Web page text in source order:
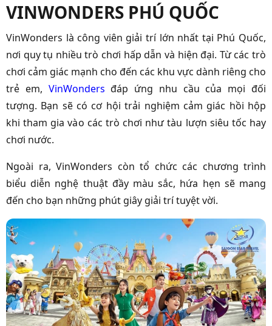
VINWONDERS PHÚ QUỐC
VinWonders là công viên giải trí lớn nhất tại Phú Quốc,
nơi quy tụ nhiều trò chơi hấp dẫn và hiện đại. Từ các trò
chơi cảm giác mạnh cho đến các khu vực dành riêng cho
trẻ em, VinWonders đáp ứng nhu cầu của mọi đối
tượng. Bạn sẽ có cơ hội trải nghiệm cảm giác hồi hộp
khi tham gia vào các trò chơi như tàu lượn siêu tốc hay
chơi nước.
Ngoài ra, VinWonders còn tổ chức các chương trình
biểu diễn nghệ thuật đầy màu sắc, hứa hẹn sẽ mang
đến cho bạn những phút giây giải trí tuyệt vời.